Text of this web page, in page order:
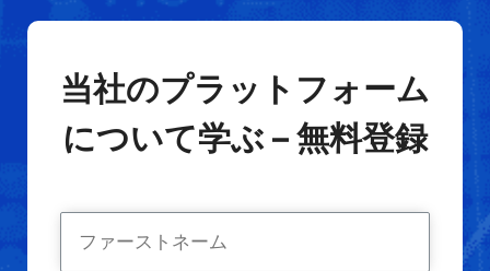
当社のプラットフォーム
について学ぶ – 無料登録